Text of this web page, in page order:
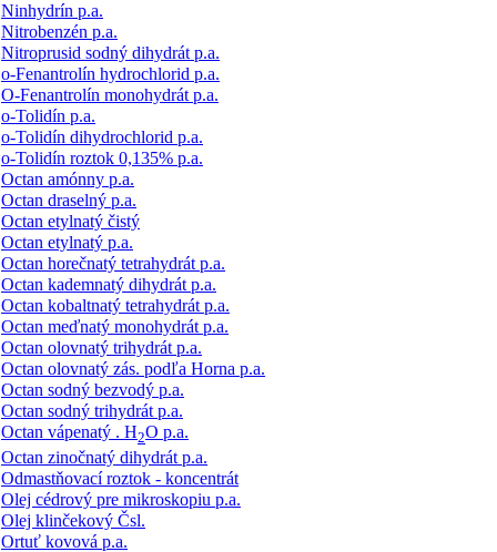
Ninhydrín p.a.
Nitrobenzén p.a.
Nitroprusid sodný dihydrát p.a.
o-Fenantrolín hydrochlorid p.a.
O-Fenantrolín monohydrát p.a.
o-Tolidín p.a.
o-Tolidín dihydrochlorid p.a.
o-Tolidín roztok 0,135% p.a.
Octan amónny p.a.
Octan draselný p.a.
Octan etylnatý čistý
Octan etylnatý p.a.
Octan horečnatý tetrahydrát p.a.
Octan kademnatý dihydrát p.a.
Octan kobaltnatý tetrahydrát p.a.
Octan meďnatý monohydrát p.a.
Octan olovnatý trihydrát p.a.
Octan olovnatý zás. podľa Horna p.a.
Octan sodný bezvodý p.a.
Octan sodný trihydrát p.a.
Octan vápenatý . H2O p.a.
Octan zinočnatý dihydrát p.a.
Odmastňovací roztok - koncentrát
Olej cédrový pre mikroskopiu p.a.
Olej klinčekový Čsl.
Ortuť kovová p.a.